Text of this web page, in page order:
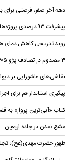
دهه آخر صفر، فرصتی برای
پیشرفت ۹۳ درصدی پروژه‌های نهضت ملی مسکن در قم
روند تدریجی کاهش دمای
۳ مصدوم در تصادف پژو ۴۰۵ و خودروی جک در محور اراک به سلفچگان
نقاشی‌های عاشورایی بر
پیگیری استاندار قم برای اجرای سهم ۲ هزار هکتاری
کتاب «آبی‌ترین پرواز» به
مشق تمدن در جاده اربعین
ظهور حضرت مهدی(عج)؛